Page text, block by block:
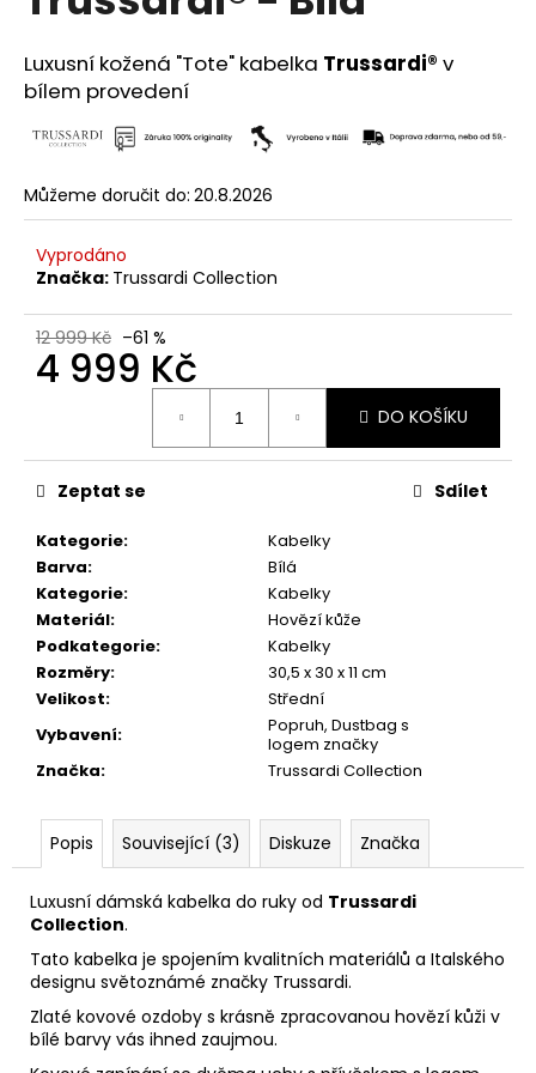
Luxusní kožená "Tote" kabelka Trussardi® v
bílem provedení
Můžeme doručit do: 20.8.2026
Vyprodáno
Značka: Trussardi Collection
12 999 Kč –61 %
4 999 Kč
DO KOŠÍKU
Kategorie:
Kabelky
Barva:
Bílá
Kategorie:
Kabelky
Materiál:
Hovězí kůže
Podkategorie:
Kabelky
Rozměry:
30,5 x 30 x 11 cm
Velikost:
Střední
Vybavení:
Popruh, Dustbag s
logem značky
Značka: Trussardi Collection
Zeptat se Sdílet
Popis Související (3) Diskuze Značka
Luxusní dámská kabelka do ruky od Trussardi
Collection.
Tato kabelka je spojením kvalitních materiálů a Italského
designu světoznámé značky Trussardi.
Zlaté kovové ozdoby s krásně zpracovanou hovězí kůži v
bílé barvy vás ihned zaujmou.
j
e
m
e
DŽÍNY
FREDDY®
WR.UP
SUPERSKINNY
-
NORMÁLNÍ
PAS
TMAVĚ
599
Kč
Původně:
299
Kč